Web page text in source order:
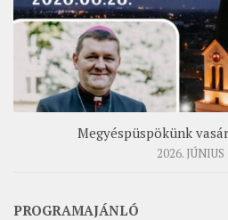
Megyéspüspökünk
2026. JÚNIUS
PROGRAMAJÁNLÓ